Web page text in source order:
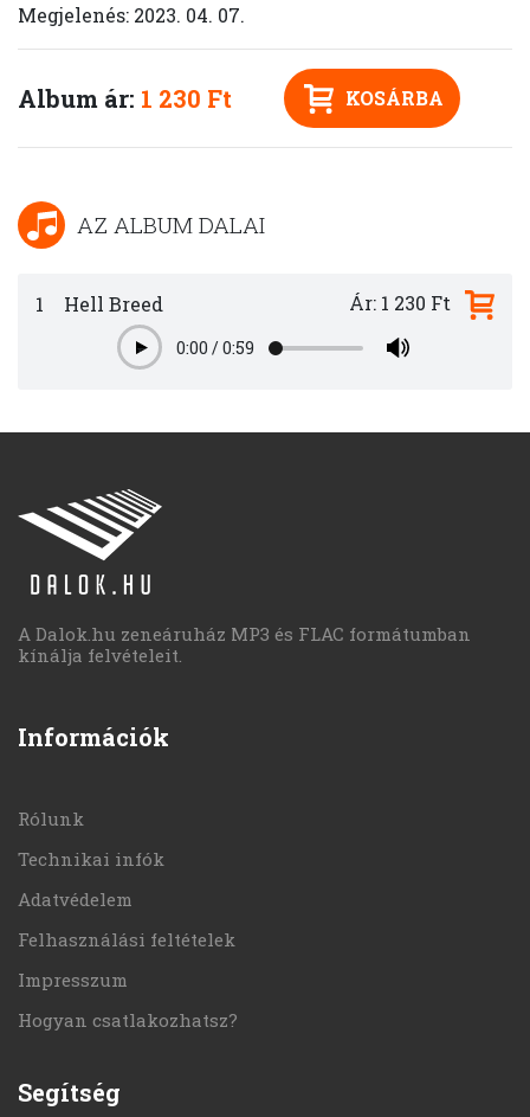
Megjelenés: 2023. 04. 07.
Album ár: 1 230 Ft KOSÁRBA
AZ ALBUM DALAI
1 Hell Breed
Play0:00 /0:59
Ár: 1 230 Ft
A Dalok.hu zeneáruház MP3 és FLAC formátumban
kínálja felvételeit.
Információk
Rólunk
Technikai infók
Adatvédelem
Felhasználási feltételek
Impresszum
Hogyan csatlakozhatsz?
Segítség